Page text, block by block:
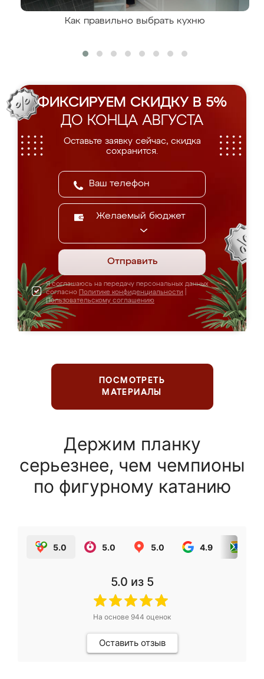
Как правильно выбрать кухню
ФИКСИРУЕМ СКИДКУ В 5%
ДО КОНЦА АВГУСТА
Оставьте заявку сейчас, скидка
сохранится.
Желаемый бюджет
Отправить
Я соглашаюсь на передачу персональных данных
согласно Политике конфиденциальности
Пользовательскому соглашению
ПОСМОТРЕТЬ
МАТЕРИАЛЫ
Держим планку
серьезнее, чем чемпионы
по фигурному катанию
5.0 5.0 5.0 4.9
5.0 из 5
На основе 944 оценок
Оставить отзыв